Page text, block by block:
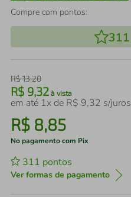
Compre com pontos:
311
R$13,20
R$ 9,32 à vista
em até 1x de R$ 9,32 s/juros
R$ 8,85
No pagamento com Pix
311 pontos
Ver formas de pagamento